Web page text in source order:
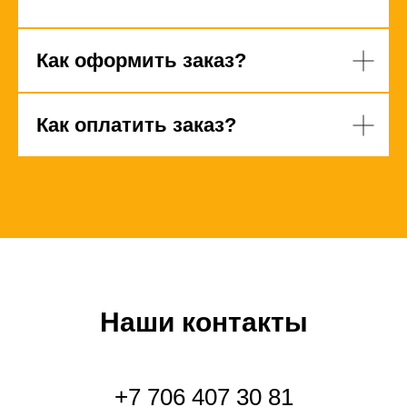
Как оформить заказ?
Как оплатить заказ?
Наши контакты
+7 706 407 30 81